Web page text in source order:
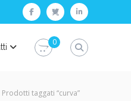
facebooktwitterlinkedin
0
Prodotti taggati “curva”